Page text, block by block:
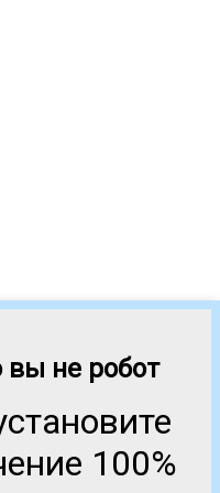
вы не робот
100%